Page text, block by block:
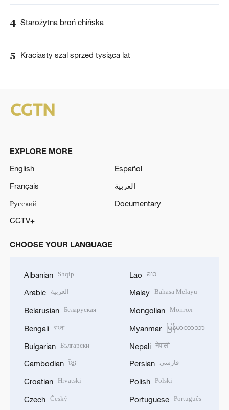
4 Starożytna broń chińska
5 Kraciasty szal sprzed tysiąca lat
EXPLORE MORE
English
Español
Français
العربية
Русский
Documentary
CCTV+
CHOOSE YOUR LANGUAGE
Albanian Shqip
Arabic العربية
Belarusian Беларуская
Bengali বাংলা
Bulgarian Български
Cambodian ខ្មែរ
Croatian Hrvatski
Czech Český
Lao ລາວ
Malay Bahasa Melayu
Mongolian Монгол
Myanmar မြန်မာဘာသာ
Nepali नेपाली
Persian فارسی
Polish Polski
Portuguese Português